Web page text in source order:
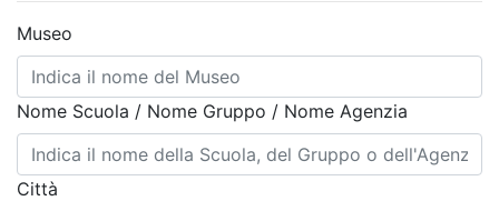
Museo
Nome Scuola / Nome Gruppo / Nome Agenzia
Città